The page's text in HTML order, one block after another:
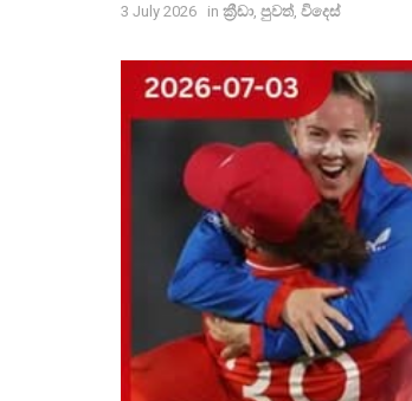
3 July 2026 in ක්‍රීඩා පුවත් විදෙස්